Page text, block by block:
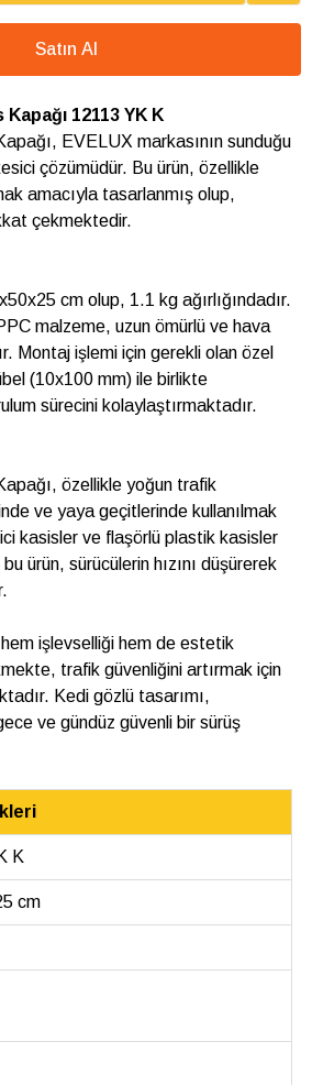
Satın Al
12113 YK K
EVELUX markasının sunduğu
çözümüdür. Bu ürün, özellikle
amacıyla tasarlanmış olup,
çekmektedir.
cm olup, 1.1 kg ağırlığındadır.
malzeme, uzun ömürlü ve hava
Montaj işlemi için gerekli olan özel
(10x100 mm) ile birlikte
sürecini kolaylaştırmaktadır.
özellikle yoğun trafik
ve yaya geçitlerinde kullanılmak
kasisler ve flaşörlü plastik kasisler
ürün, sürücülerin hızını düşürerek
hem işlevselliği hem de estetik
trafik güvenliğini artırmak için
Kedi gözlü tasarımı,
ve gündüz güvenli bir sürüş
K
cm